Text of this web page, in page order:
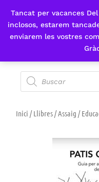
Tancat per vacances
inclosos, estarem
enviarem les vostres
Fes-te'n sòcia
Inici /Llibres/Assaig /